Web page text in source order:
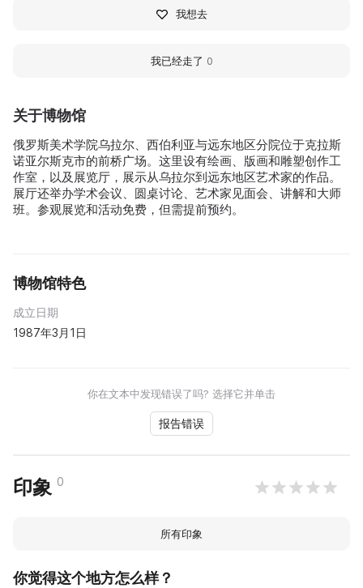
关于博物馆
俄罗斯美术学院乌拉尔、西伯利亚与远东地区分院位于克拉斯
诺亚尔斯克市的前桥广场。这里设有绘画、版画和雕塑创作工
作室，以及展览厅，展示从乌拉尔到远东地区艺术家的作品。
展厅还举办学术会议、圆桌讨论、艺术家见面会、讲解和大师
班。参观展览和活动免费，但需提前预约。
博物馆特色
成立日期
1987年3月1日
你在文本中发现错误了吗? 选择它并单击
报告错误
印象 0
所有印象
你觉得这个地方怎么样？
我想去
我已经走了 0